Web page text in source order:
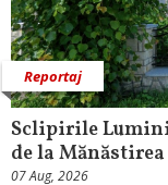
Reportaj
Sclipirile
de la
07 Aug, 2026